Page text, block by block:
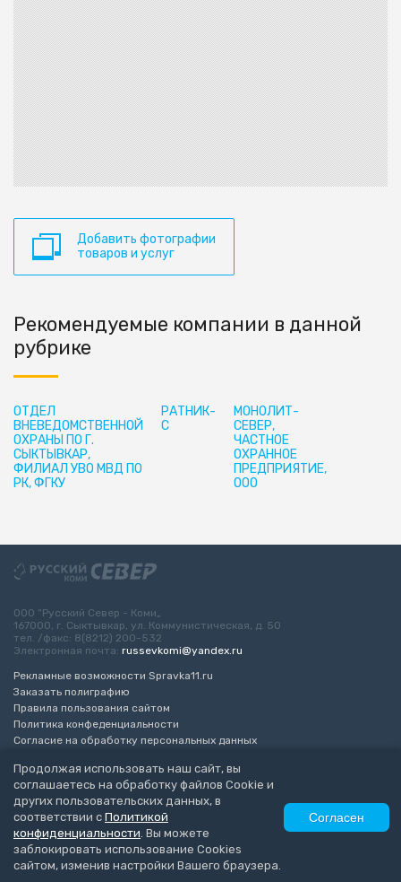
Добавить фотографии
товаров и услуг
Рекомендуемые компании в данной
рубрике
ОТДЕЛ
ВНЕВЕДОМСТВЕННОЙ
ОХРАНЫ ПО Г.
СЫКТЫВКАР,
ФИЛИАЛ УВО МВД ПО
РК, ФГКУ
РАТНИК-
С
МОНОЛИТ-
СЕВЕР,
ЧАСТНОЕ
ОХРАННОЕ
ПРЕДПРИЯТИЕ,
ООО
Продолжая использовать наш сайт, вы
соглашаетесь на обработку файлов Cookie и
других пользовательских данных, в
соответствии с Политикой
конфиденциальности. Вы можете
заблокировать использование Cookies
сайтом, изменив настройки Вашего браузера.
Согласен
ООО “Русский Север - Коми„
167000, г. Сыктывкар, ул. Коммунистическая, д. 50
тел. /факс: 8(8212) 200-532
Электронная почта: russevkomi@yandex.ru
Рекламные возможности Spravka11.ru
Заказать полиграфию
Правила пользования сайтом
Политика конфеденциальности
Согласие на обработку персональных данных
Разработка сайта“ЭкспертБизнесГрупп”
© 2010-2026 Русский Север - Коми